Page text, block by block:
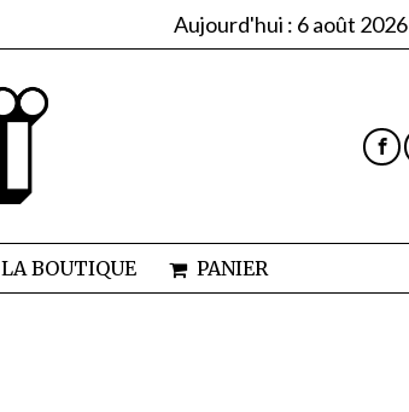
Aujourd'hui : 6 août 2026
LA BOUTIQUE PANIER